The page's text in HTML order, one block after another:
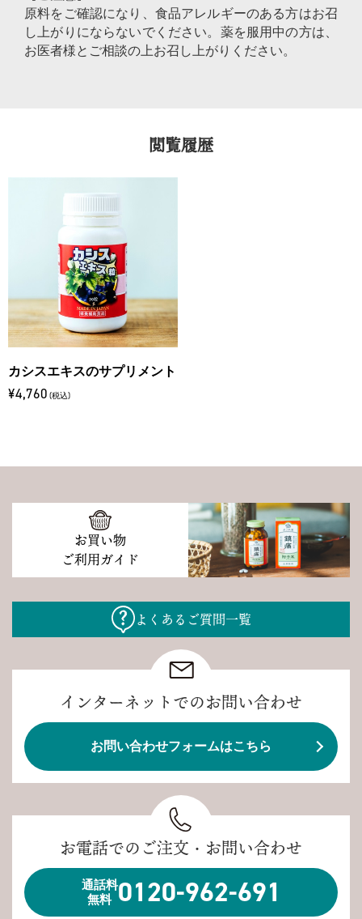
原料をご確認になり、食品アレルギーのある方はお召
し上がりにならないでください。薬を服用中の方は、
お医者様とご相談の上お召し上がりください。
閲覧履歴
カシスエキスのサプリメント
¥4,760 (税込)
お買い物
ご利用ガイド
よくあるご質問一覧
インターネットでのお問い合わせ
お問い合わせフォームはこちら
お電話でのご注文・お問い合わせ
通話料
無料 0120-962-691